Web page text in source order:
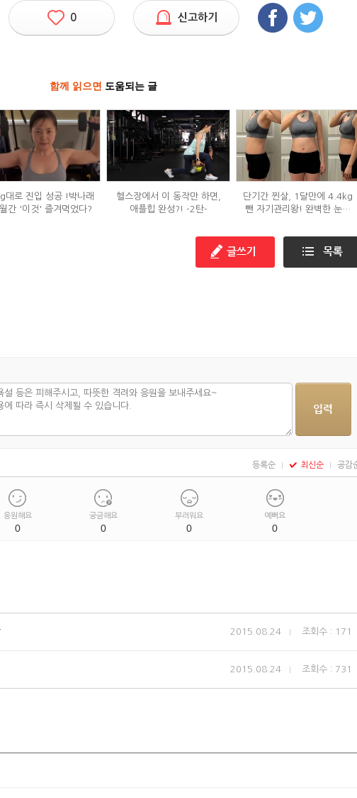
0 신고하기
함께 읽으면 도움되는 글
대로 진입 성공 !박나래
간 '이것' 즐겨먹었다?
헬스장에서 이 동작만 하면,
애플힙 완성?! -2탄-
단기간 찐살, 1달만에 4.4kg
뺀 자기관리왕! 완벽한 눈바
등록순 최신순 공감
응원해요
0
궁금해요
0
부러워요
0
예뻐요
0
2015.08.24 조회수 : 171
2015.08.24 조회수 : 731